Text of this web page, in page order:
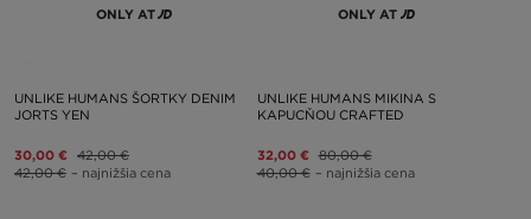
ONLY AT
UNLIKE HUMANS ŠORTKY DENIM
JORTS YEN
30,00 € 42,00 €
42,00 € – najnižšia cena
ONLY AT
UNLIKE HUMANS MIKINA S
KAPUCŇOU CRAFTED
32,00 € 80,00 €
40,00 € – najnižšia cena